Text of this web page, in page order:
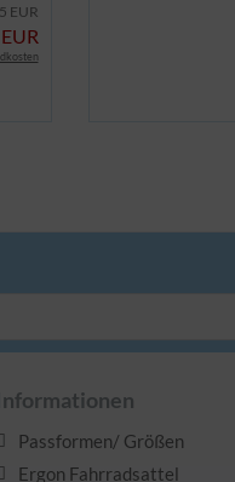
EUR
Passformen/ Größen
Ergon Fahrradsattel